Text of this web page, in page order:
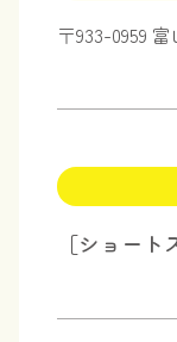
〒933-0959
［ショー